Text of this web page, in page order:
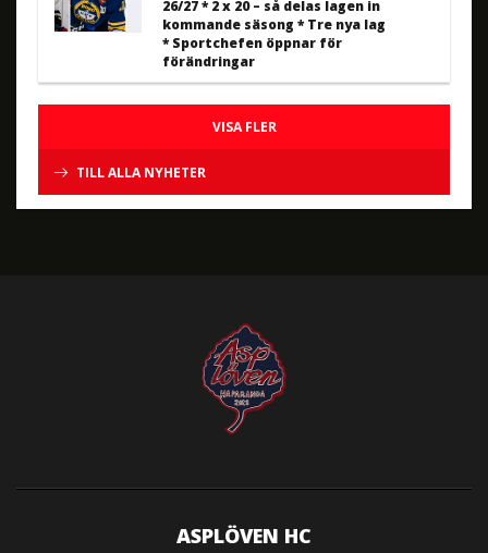
26/27 * 2 x 20 – så delas lagen in
kommande säsong * Tre nya lag
* Sportchefen öppnar för
förändringar
VISA FLER
TILL ALLA NYHETER
ASPLÖVEN HC